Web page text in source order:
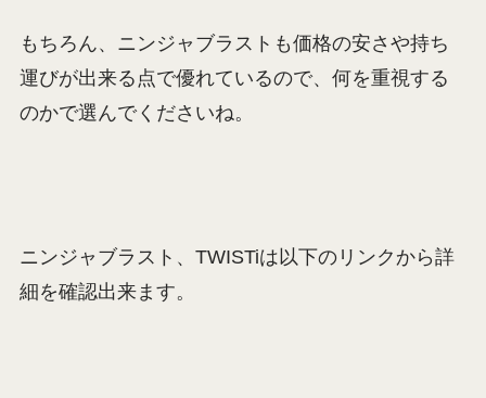
もちろん、ニンジャブラストも価格の安さや持ち
運びが出来る点で優れているので、何を重視する
のかで選んでくださいね。
ニンジャブラスト、TWISTiは以下のリンクから詳
細を確認出来ます。